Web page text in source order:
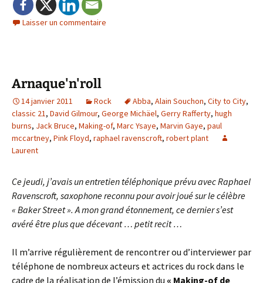
Laisser un commentaire
Arnaque'n'roll
14 janvier 2011 Rock Abba, Alain Souchon, City to City,
classic 21, David Gilmour, George Michäel, Gerry Rafferty, hugh
burns, Jack Bruce, Making-of, Marc Ysaye, Marvin Gaye, paul
mccartney, Pink Floyd, raphael ravenscroft, robert plant
Laurent
Ce jeudi, j’avais un entretien téléphonique prévu avec Raphael
Ravenscroft, saxophone reconnu pour avoir joué sur le célèbre
« Baker Street ». A mon grand étonnement, ce dernier s’est
avéré être plus que décevant … petit recit …
Il m’arrive régulièrement de rencontrer ou d’interviewer par
téléphone de nombreux acteurs et actrices du rock dans le
cadre de la réalisation de l’émission du « Making-of de